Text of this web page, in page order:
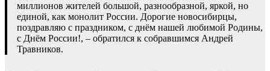
миллионов жителей большой, разнообразной, яркой, но
единой, как монолит России. Дорогие новосибирцы,
поздравляю с праздником, с днём нашей любимой Родины,
с Днём России!, – обратился к собравшимся Андрей
Травников.